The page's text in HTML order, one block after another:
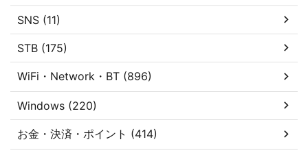
SNS (11)
STB (175)
WiFi・Network・BT (896)
Windows (220)
お金・決済・ポイント (414)